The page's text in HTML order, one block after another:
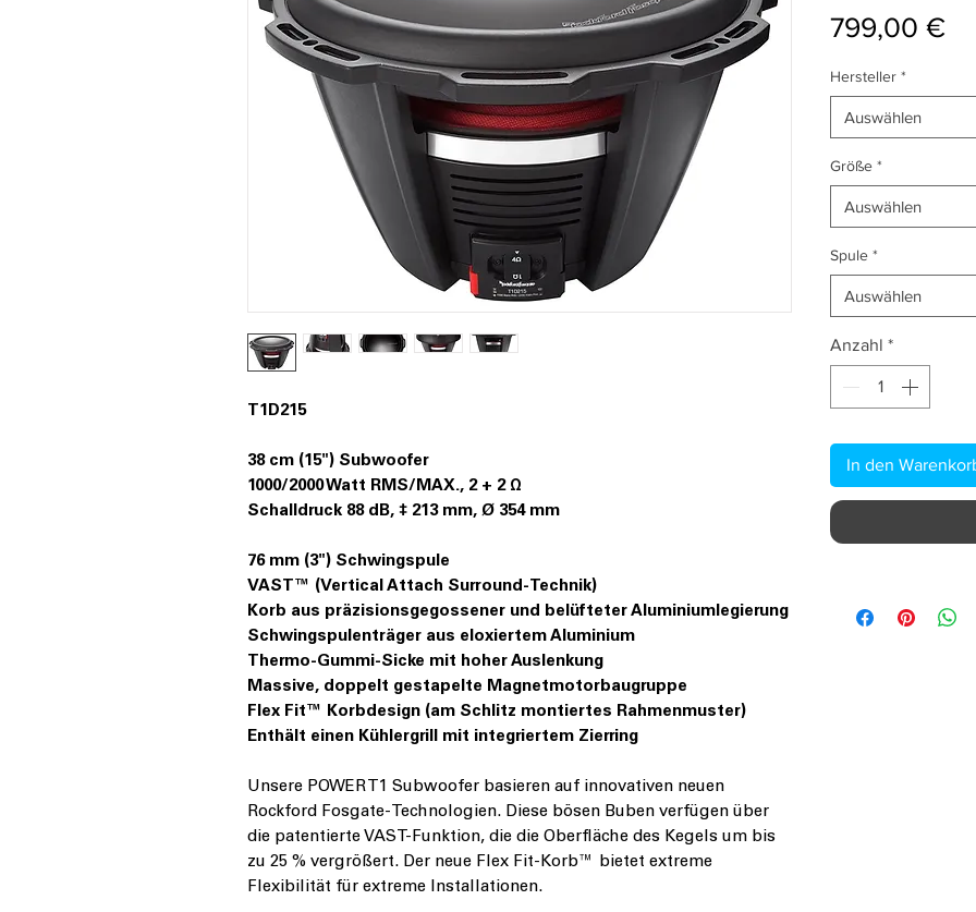
T1D215
38 cm (15") Subwoofer
1000/2000 Watt RMS/MAX., 2 + 2 Ω
Schalldruck 88 dB, ‡ 213 mm, Ø 354 mm
76 mm (3") Schwingspule
VAST™ (Vertical Attach Surround-Technik)
Korb aus präzisionsgegossener und belüfteter Aluminiumlegierung
Schwingspulenträger aus eloxiertem Aluminium
Thermo-Gummi-Sicke mit hoher Auslenkung
Massive, doppelt gestapelte Magnetmotorbaugruppe
Flex Fit™ Korbdesign (am Schlitz montiertes Rahmenmuster)
Enthält einen Kühlergrill mit integriertem Zierring
Unsere POWER T1 Subwoofer basieren auf innovativen neuen
Rockford Fosgate-Technologien. Diese bösen Buben verfügen über
die patentierte VAST-Funktion, die die Oberfläche des Kegels um bis
zu 25 % vergrößert. Der neue Flex Fit-Korb™ bietet extreme
Flexibilität für extreme Installationen.
799,00 €
Hersteller *
Auswählen
Größe *
Auswählen
Spule *
Auswählen
Anzahl *
In den